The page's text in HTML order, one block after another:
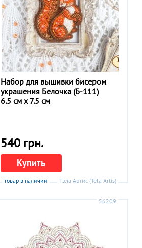
Набор для вышивки бисером
украшения Белочка (Б-111)
6.5 см x 7.5 см
540 грн.
Купить
товар в наличии Тэла Артис (Tela Artis)
56209